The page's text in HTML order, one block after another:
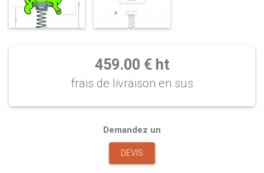
459.00 € ht
frais de livraison en sus
Demandez un
DEVIS